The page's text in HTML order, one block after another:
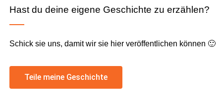
Hast du deine eigene Geschichte zu erzählen?
Schick sie uns, damit wir sie hier veröffentlichen können 🙂
Teile meine Geschichte